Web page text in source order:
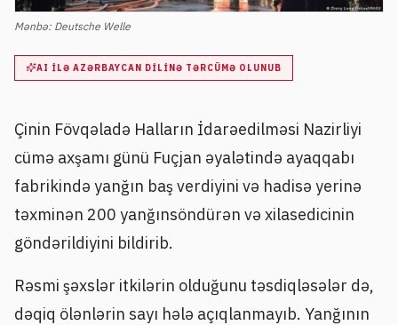
Mənbə: Deutsche Welle
AI ILƏ AZƏRBAYCAN DILINƏ TƏRCÜMƏ OLUNUB
Çinin Fövqəladə Halların İdarəedilməsi Nazirliyi
cümə axşamı günü Fuçjan əyalətində ayaqqabı
fabrikində yanğın baş verdiyini və hadisə yerinə
təxminən 200 yanğınsöndürən və xilasedicinin
göndərildiyini bildirib.
Rəsmi şəxslər itkilərin olduğunu təsdiqləsələr də,
dəqiq ölənlərin sayı hələ açıqlanmayıb. Yanğının